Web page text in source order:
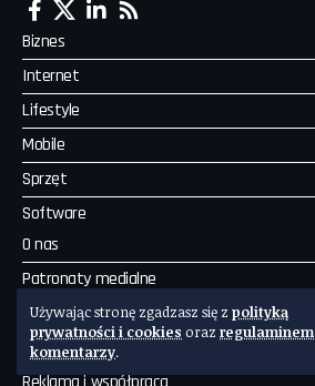
Używając stronę zgadzasz się z polityką
prywatności i cookies oraz regulaminem
komentarzy.
Biznes
Internet
Lifestyle
Mobile
Sprzęt
Software
O nas
Patronaty medialne
Polityka prywatności
Regulamin komentarzy